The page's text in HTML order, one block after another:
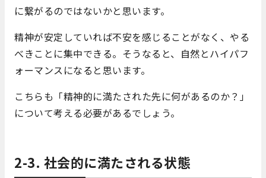
に繋がるのではないかと思います。
精神が安定していれば不安を感じることがなく、やる
べきことに集中できる。そうなると、自然とハイパフ
ォーマンスになると思います。
こちらも「精神的に満たされた先に何があるのか？」
について考える必要があるでしょう。
2-3. 社会的に満たされる状態